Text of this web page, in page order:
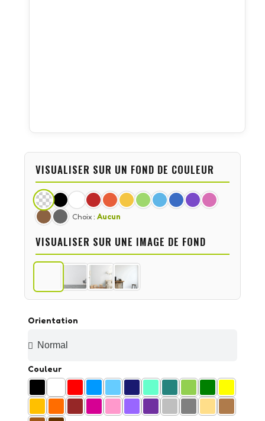
Orientation
Couleur
VISUALISER SUR UN FOND DE COULEUR
Choix : Aucun
VISUALISER SUR UNE IMAGE DE FOND